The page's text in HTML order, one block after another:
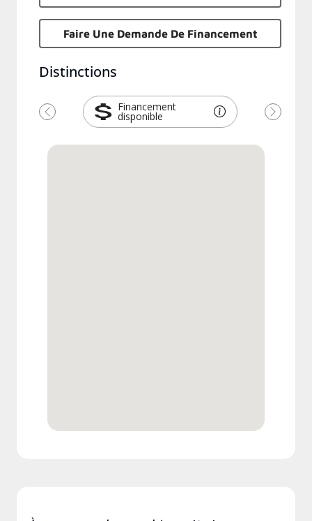
Faire Une Demande De Financement
Distinctions
Financement
disponible
Previous Next